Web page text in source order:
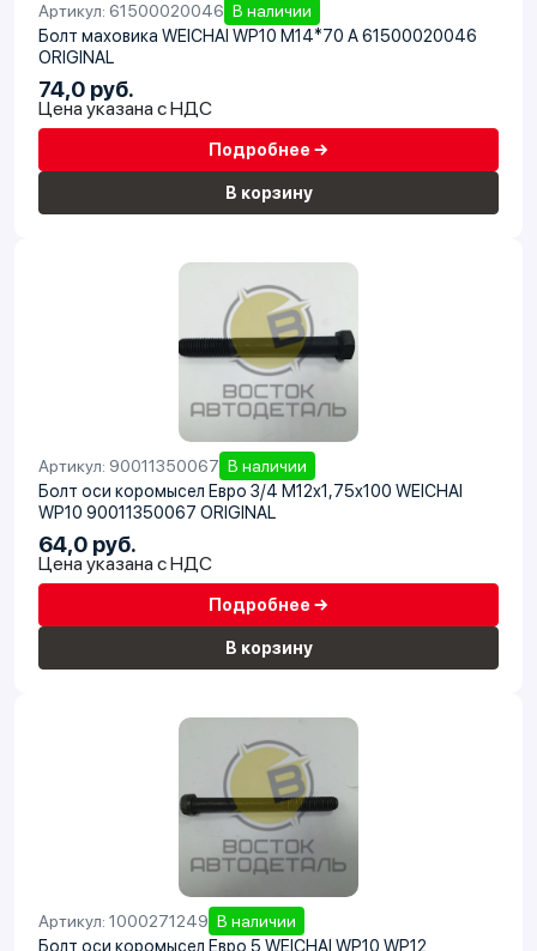
Артикул: 61500020046 В наличии
Болт маховика WEICHAI WP10 М14*70 A 61500020046
ORIGINAL
74,0 руб.
Цена указана с НДС
Подробнее →
В корзину
Артикул: 90011350067 В наличии
Болт оси коромысел Евро 3/4 М12x1,75x100 WEICHAI
WP10 90011350067 ORIGINAL
64,0 руб.
Цена указана с НДС
Подробнее →
В корзину
Артикул: 1000271249 В наличии
Болт оси коромысел Евро 5 WEICHAI WP10 WP12